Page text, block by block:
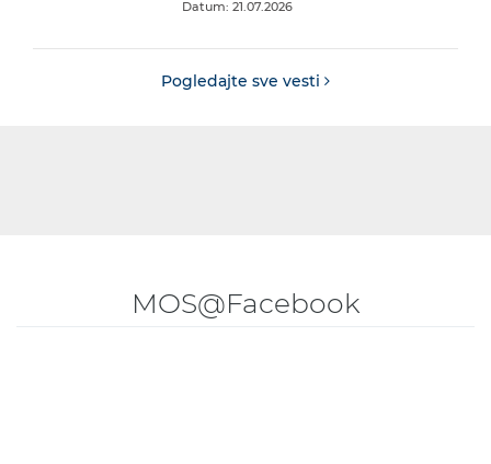
Datum: 21.07.2026
Pogledajte sve vesti
MOS@Facebook